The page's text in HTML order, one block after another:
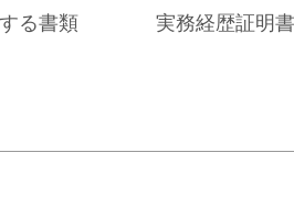
る書類 実務経歴証明